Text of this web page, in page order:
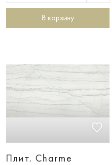
В корзину
Плит. Charme